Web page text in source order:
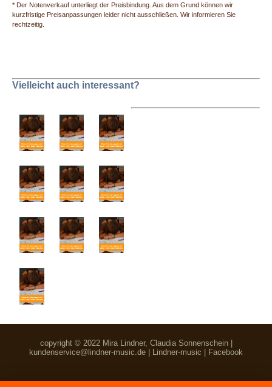
* Der Notenverkauf unterliegt der Preisbindung. Aus dem Grund können wir
kurzfristige Preisanpassungen leider nicht ausschließen. Wir informieren Sie
rechtzeitig.
Vielleicht auch interessant?
copyright © 2022 Mira Lindner, Claudia Sonnenschein |
kundenservice@lindner-music.de
Lindner-music Facebook